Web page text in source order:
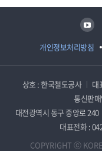
개인정보처리방침
유튜브
상호 : 한국철도공사 대
통신판
대전광역시 동구 중앙로 240
대표전화 :
COPYRIGHT ⓒ